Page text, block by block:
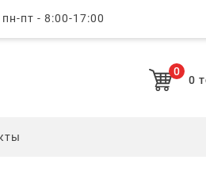
пн-пт - 8:00-17:00
0
0